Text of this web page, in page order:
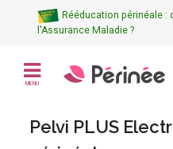
Rééducation périnéale :
l'Assurance Maladie ?
MENU
Pelvi PLUS